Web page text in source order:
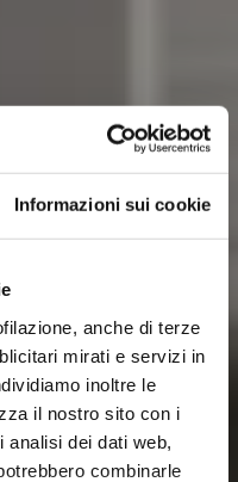
Informazioni sui cookie
anche di terze
mirati e servizi in
inoltre le
il nostro sito con i
dei dati web,
combinarle